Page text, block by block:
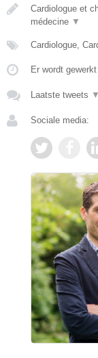
Cardiologue et
médecine ▼
Cardiologue,
Er wordt
Laatste tweets ▼
Sociale media: